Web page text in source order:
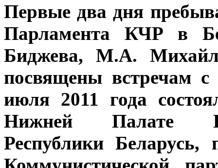
Первые два дня
Парламента КЧР в
Биджева, М.А.
посвящены встречам с
июля 2011 года
Нижней Палате
Республики